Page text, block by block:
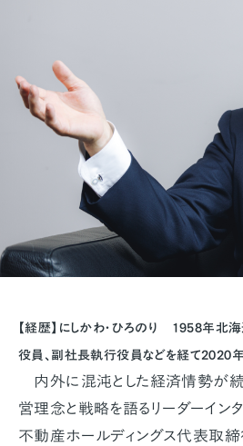
【経歴】にしかわ・ひろのり 1958年北
役員、副社長執行役員などを経て2020年
内外に混沌とした経済情勢が続
営理念と戦略を語るリーダーインタ
不動産ホールディングス代表取